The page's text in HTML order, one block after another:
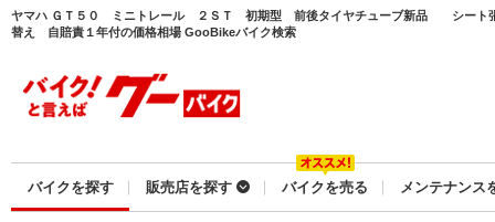
ヤマハ ＧＴ５０ ミニトレール ２ＳＴ 初期型 前後タイヤチューブ新品 シート
替え 自賠責１年付の価格相場 GooBikeバイク検索
バイクを探す 販売店を探す バイクを売る メンテナンス